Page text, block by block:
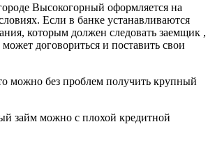
Высокогорный оформляется на
Если в банке устанавливаются
которым должен следовать заемщик ,
договориться и поставить свои
можно без проблем получить крупный
займ можно с плохой кредитной